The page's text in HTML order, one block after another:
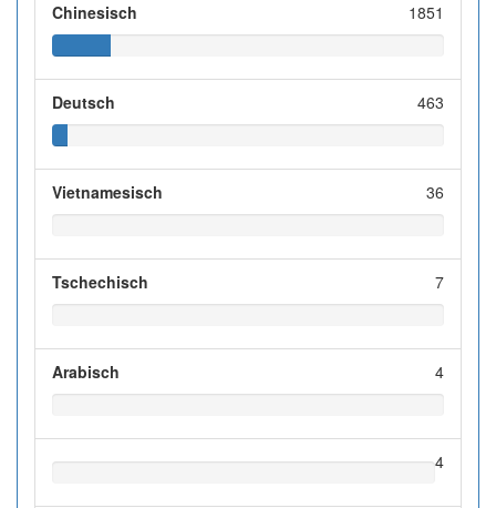
Chinesisch 1851
Deutsch 463
Vietnamesisch 36
Tschechisch 7
Arabisch 4
4